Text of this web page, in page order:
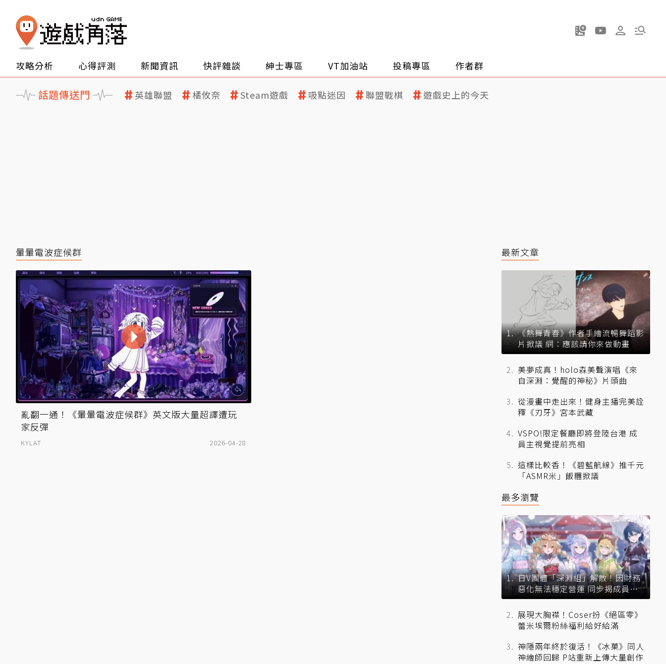
攻略分析 心得評測 新聞資訊 快評雜談 紳士專區 VT加油站 投稿專區 作者群
話題傳送門 英雄聯盟 橘攸奈 Steam遊戲 吸點迷因 聯盟戰棋 遊戲史上的今天
暈暈電波症候群
亂翻一通！《暈暈電波症候群》英文版大量超譯遭玩
家反彈
KYLAT 2026-04-28
最新文章
《熱舞青春》作者手繪流暢舞蹈影
片掀議 網：應該請你來做動畫
美夢成真！holo森美聲演唱《來
自深淵：覺醒的神秘》片頭曲
從漫畫中走出來！健身主播完美詮
釋《刃牙》宮本武藏
VSPO!限定餐廳即將登陸台港 成
員主視覺提前亮相
這樣比較香！《碧藍航線》推千元
「ASMR米」飯糰掀議
最多瀏覽
日V團體「深淵組」解散！因財務
惡化無法穩定營運 同步揭成員未
來去向
展現大胸襟！Coser扮《絕區零》
蕾米埃爾粉絲福利給好給滿
神隱兩年終於復活！《冰菓》同人
神繪師回歸 P站重新上傳大量創作